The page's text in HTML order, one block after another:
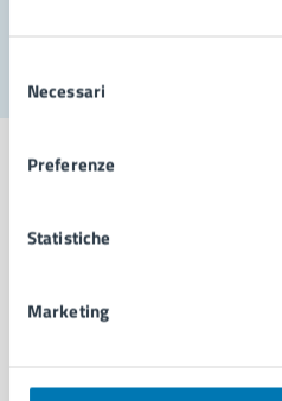
delNecessari
Preferenze
Statistiche
Marketing
Comune di Napoli
AMMINISTRAZIONE
Organi di governo